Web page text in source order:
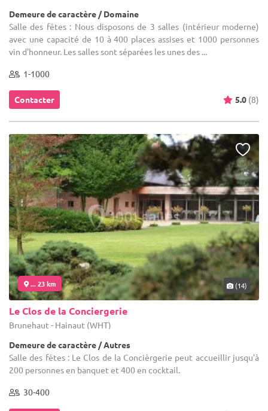
Demeure de caractère / Domaine
Salle des fêtes : Nous disposons de 3 salles (intérieur moderne)
avec une capacité de 10 à 400 places assises et 1000 personnes
vin d'honneur. Les salles sont séparées les unes des ...
1-1000
Contacter 5.0 (8)
... 23 km (14)
Le Clos de la Conciergerie
Brunehaut - Hainaut (WHT)
Demeure de caractère / Autres
Salle des fêtes : Le Clos de la Concièrgerie peut accueillir jusqu'à
200 personnes en banquet et 400 en cocktail.
30-400